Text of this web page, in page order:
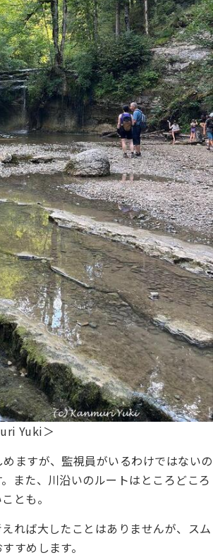
Yuki＞
ますが、監視員がいるわけではないの
また、川沿いのルートはところどころ
とも。
れば大したことはありませんが、スム
すめします。